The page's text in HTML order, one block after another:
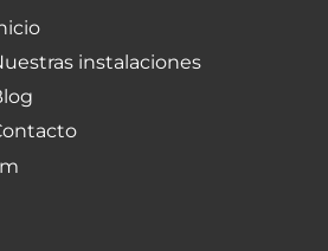
instalaciones